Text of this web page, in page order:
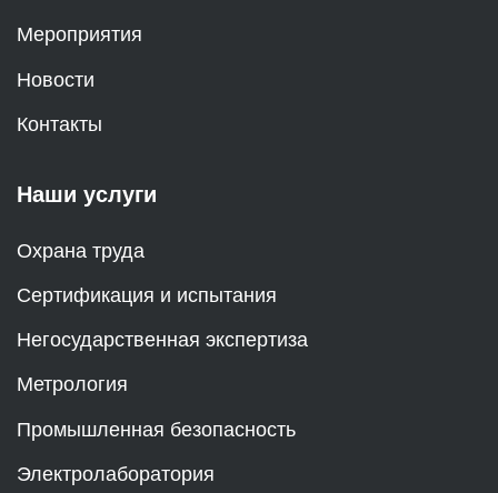
Мероприятия
Новости
Контакты
Наши услуги
Охрана труда
Сертификация и испытания
Негосударственная экспертиза
Метрология
Промышленная безопасность
Электролаборатория